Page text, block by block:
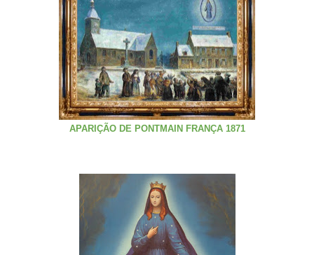
APARIÇÃO DE PONTMAIN FRANÇA 1871